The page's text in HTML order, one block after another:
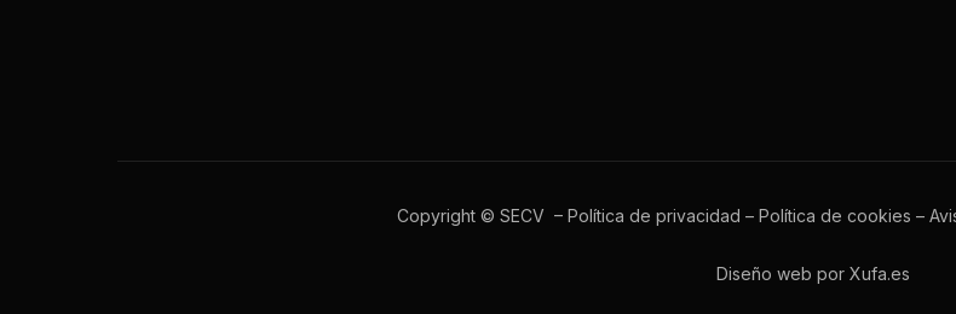
Copyright © SECV – Política de privacidad – Política de cookies –
Diseño web por Xufa.es